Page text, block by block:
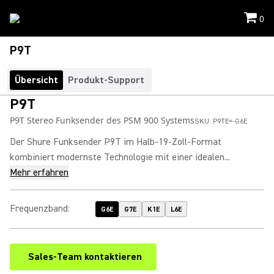
0
P9T
Übersicht Produkt-Support
P9T
P9T Stereo Funksender des PSM 900 SystemsSKU: P9TE=-G6E
Der Shure Funksender P9T im Halb-19-Zoll-Format
kombiniert modernste Technologie mit einer idealen...
Mehr erfahren
Frequenzband: G6E G7E K1E L6E
Sales-Team kontaktieren